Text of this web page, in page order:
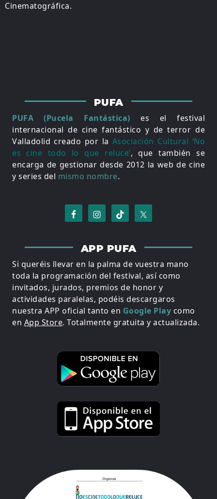
Cinematográfica.
PUFA
PUFA (Pucela Fantástica) es el festival
internacional de cine fantástico y de terror de
Valladolid creado por la Asociación Cultural ‘No
es cine todo lo que reluce’, que también se
encarga de gestionar desde 2012 la web de cine
y series del mismo nombre.
APP PUFA
Si queréis llevar en la palma de vuestra mano
toda la programación del festival, así como
invitados, jurados, premios de honor y
actividades paralelas, podéis descargaros
nuestra APP oficial tanto en Google Play como
en App Store. Totalmente gratuita y actualizada.